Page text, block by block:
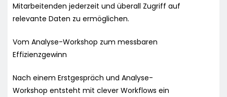
Mitarbeitenden jederzeit und überall Zugriff auf
relevante Daten zu ermöglichen.
Vom Analyse-Workshop zum messbaren
Effizienzgewinn
Nach einem Erstgespräch und Analyse-
Workshop entsteht mit clever Workflows ein